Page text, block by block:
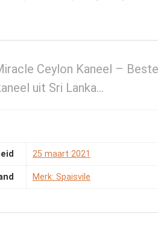
Ceylon Kaneel –
uit Sri Lanka…
25 maart 2021
Merk: Spaisvile